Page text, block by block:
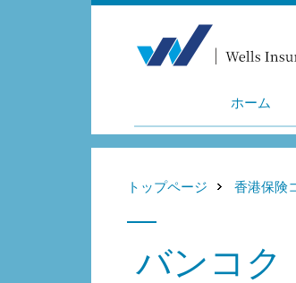
ホーム
トップページ 香港保険
バンコク